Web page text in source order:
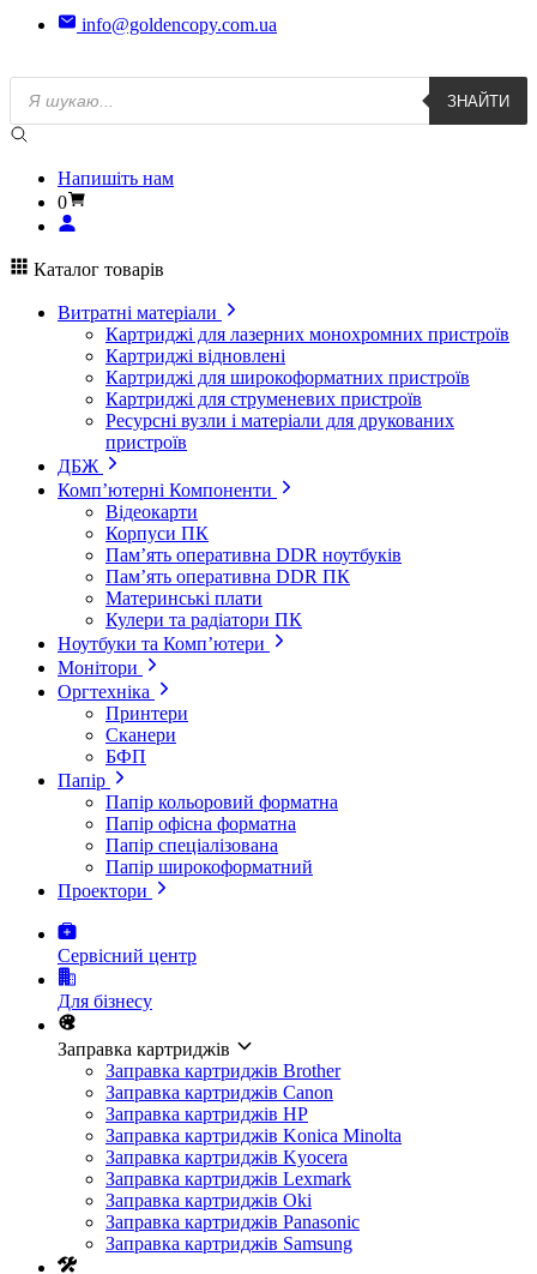
info@goldencopy.com.ua
Пошук
товарів
ЗНАЙТИ
Напишіть нам
0
Каталог товарів
Витратні матеріали
Картриджі для лазерних монохромних пристроїв
Картриджі відновлені
Картриджі для широкоформатних пристроїв
Картриджі для струменевих пристроїв
Ресурсні вузли і матеріали для друкованих
пристроїв
ДБЖ
Комп’ютерні Компоненти
Відеокарти
Корпуси ПК
Пам’ять оперативна DDR ноутбуків
Пам’ять оперативна DDR ПК
Материнські плати
Кулери та радіатори ПК
Ноутбуки та Комп’ютери
Монітори
Оргтехніка
Принтери
Сканери
БФП
Папір
Папір кольоровий форматна
Папір офісна форматна
Папір спеціалізована
Папір широкоформатний
Проектори
Сервісний центр
Для бізнесу
Заправка картриджів
Заправка картриджів Brother
Заправка картриджів Canon
Заправка картриджів HP
Заправка картриджів Konica Minolta
Заправка картриджів Kyocera
Заправка картриджів Lexmark
Заправка картриджів Oki
Заправка картриджів Panasonic
Заправка картриджів Samsung